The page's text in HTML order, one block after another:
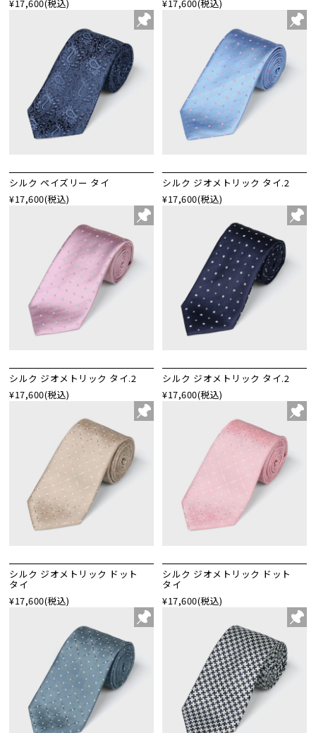
¥17,600(税込)
¥17,600(税込)
シルク ペイズリー タイ
¥17,600(税込)
シルク ジオメトリック タイ.2
¥17,600(税込)
シルク ジオメトリック タイ.2
¥17,600(税込)
シルク ジオメトリック タイ.2
¥17,600(税込)
シルク ジオメトリック ドット
タイ
¥17,600(税込)
シルク ジオメトリック ドット
タイ
¥17,600(税込)